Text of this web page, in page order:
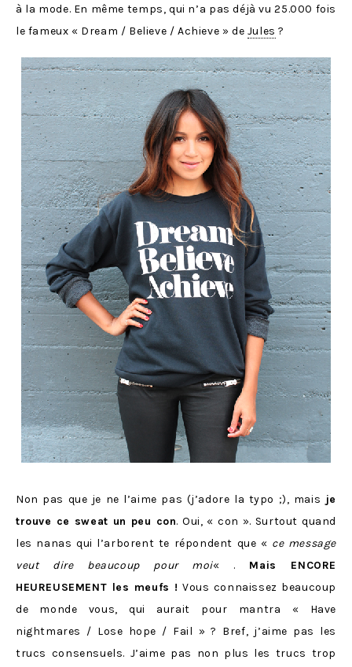
à la mode. En même temps, qui n’a pas déjà vu 25.000 fois
le fameux « Dream / Believe / Achieve » de Jules ?
Non pas que je ne l’aime pas (j’adore la typo ;), mais je
trouve ce sweat un peu con. Oui, « con ». Surtout quand
les nanas qui l’arborent te répondent que « ce message
veut dire beaucoup pour moi« . Mais ENCORE
HEUREUSEMENT les meufs ! Vous connaissez beaucoup
de monde vous, qui aurait pour mantra « Have
nightmares / Lose hope / Fail » ? Bref, j’aime pas les
trucs consensuels. J’aime pas non plus les trucs trop